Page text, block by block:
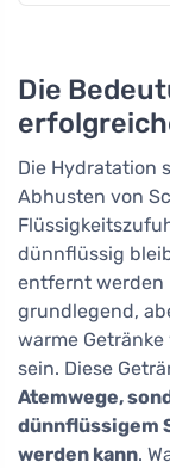
Die
Die Hydratation
Abhusten von
dünnflüssig
entfernt werden
grundlegend,
warme Getränke
sein. Diese
Atemwege,
dünnflüssigem
werden kann.